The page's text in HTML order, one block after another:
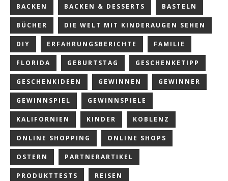
BACKEN BACKEN & DESSERTS BASTELN
BÜCHER DIE WELT MIT KINDERAUGEN SEHEN
DIY ERFAHRUNGSBERICHTE FAMILIE
FLORIDA GEBURTSTAG GESCHENKETIPP
GESCHENKIDEEN GEWINNEN GEWINNER
GEWINNSPIEL GEWINNSPIELE
KALIFORNIEN KINDER KOBLENZ
ONLINE SHOPPING ONLINE SHOPS
OSTERN PARTNERARTIKEL
PRODUKTTESTS REISEN